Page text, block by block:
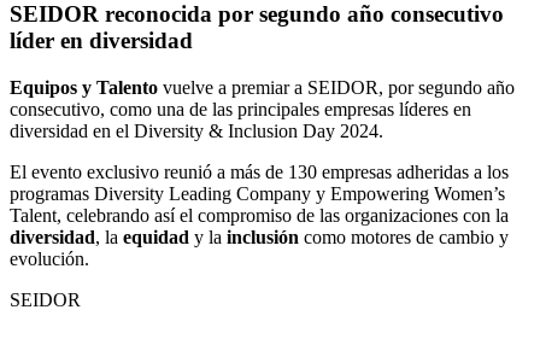
SEIDOR reconocida por segundo año consecutivo
líder en diversidad
Equipos y Talento vuelve a premiar a SEIDOR, por segundo año
consecutivo, como una de las principales empresas líderes en
diversidad en el Diversity & Inclusion Day 2024.
El evento exclusivo reunió a más de 130 empresas adheridas a los
programas Diversity Leading Company y Empowering Women’s
Talent, celebrando así el compromiso de las organizaciones con la
diversidad, la equidad y la inclusión como motores de cambio y
evolución.
SEIDOR